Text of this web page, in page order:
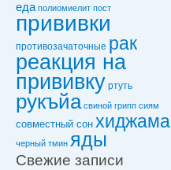
еда полиомиелит пост
прививки
противозачаточные рак
реакция на
прививку ртуть
рукъйа свиной грипп сиям
совместный сон хиджама
черный тмин яды
Свежие записи